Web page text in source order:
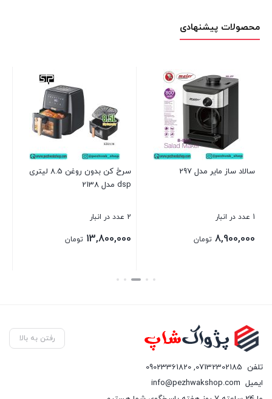
محصولات پیشنهادی
سالاد ساز مایر مدل 297
1 عدد در انبار
8,900,000 تومان
سرخ کن بدون روغن 8.5 لیتری
dsp مدل 2138
2 عدد در انبار
13,800,000 تومان
بستن
رفتن به بالا
تلفن 07132302185
,
09023361820
ایمیل info@pezhwakshop.com